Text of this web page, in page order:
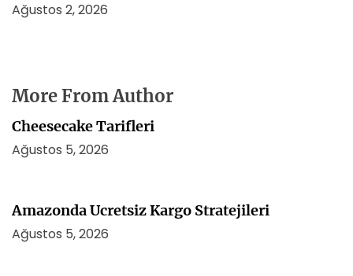
Ağustos 2, 2026
More From Author
Cheesecake Tarifleri
Ağustos 5, 2026
Amazonda Ucretsiz Kargo Stratejileri
Ağustos 5, 2026